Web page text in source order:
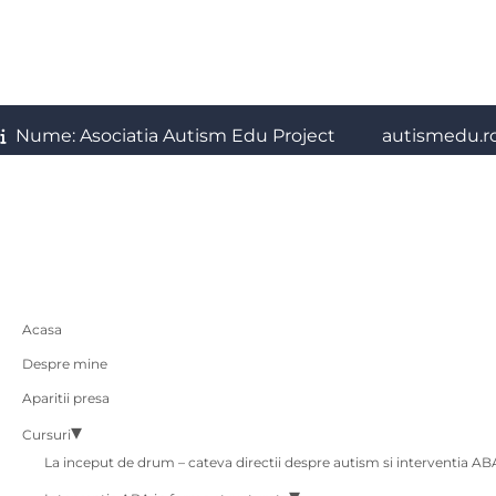
Nume: Asociatia Autism Edu Project
Acasa
Despre mine
Aparitii presa
Cursuri
La inceput de drum – cateva directii despre autism si interventia